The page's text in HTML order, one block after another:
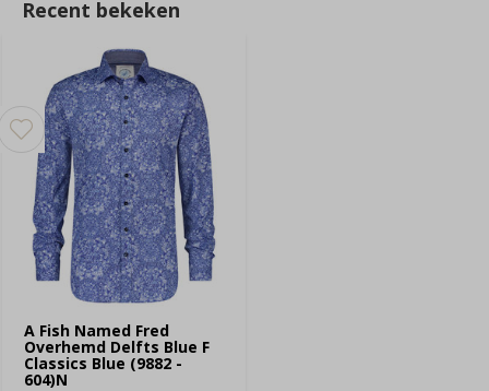
Recent bekeken
A Fish Named Fred
Overhemd Delfts Blue F
Classics Blue (9882 -
604)N